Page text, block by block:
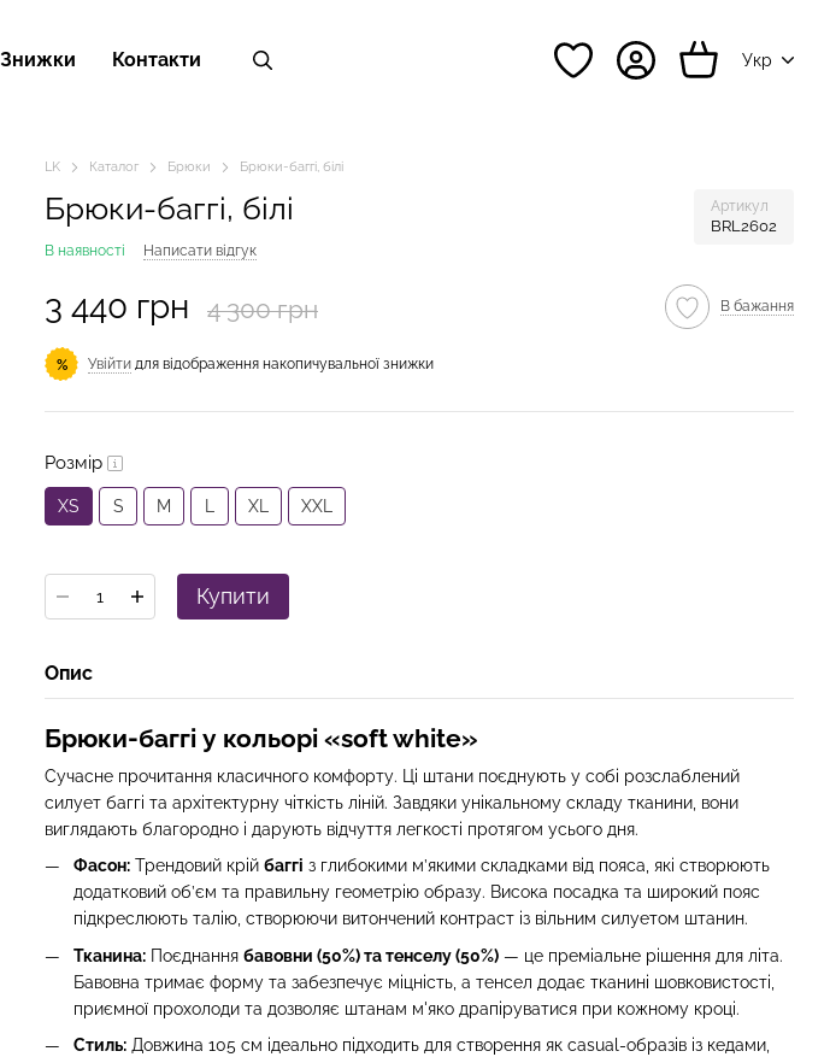
Знижки Контакти Укр
LK Каталог Брюки Брюки-баггі, білі
Брюки-баггі, білі Артикул
BRL2602
В наявності Написати відгук
3 440 грн 4 300 грн В бажання
% Увійти для відображення накопичувальної знижки
Розмір
XS S M XL XXL
Купити
Опис
Брюки-баггі у кольорі «soft white»
Сучасне прочитання класичного комфорту. Ці штани поєднують у собі розслаблений
силует баггі та архітектурну чіткість ліній. Завдяки унікальному складу тканини, вони
виглядають благородно і дарують відчуття легкості протягом усього дня.
Фасон: Трендовий крій баггі з глибокими м’якими складками від пояса, які створюють
додатковий об’єм та правильну геометрію образу. Висока посадка та широкий пояс
підкреслюють талію, створюючи витончений контраст із вільним силуетом штанин.
Тканина: Поєднання бавовни (50%) та тенселу (50%) — це преміальне рішення для літа.
Бавовна тримає форму та забезпечує міцність, а тенсел додає тканині шовковистості,
приємної прохолоди та дозволяє штанам м'яко драпіруватися при кожному кроці.
Стиль: Довжина 105 см ідеально підходить для створення як casual-образів із кедами,